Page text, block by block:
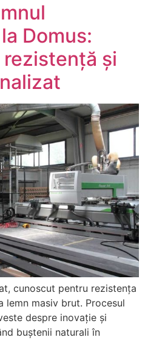
Domus:
și
cunoscut pentru rezistența
lemn masiv brut. Procesul
despre inovație și
buștenii naturali în